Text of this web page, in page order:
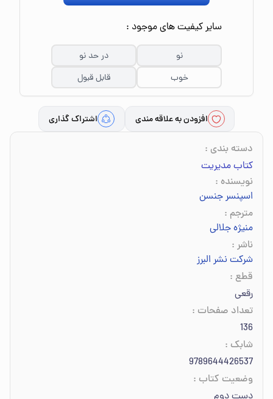
سایر کیفیت های موجود :
نو
در حد نو
خوب
قابل قبول
افزودن به علاقه مندی اشتراک گذاری
دسته بندی :
کتاب مدیریت
نویسنده :
اسپنسر جنسن
مترجم :
منیژه جلالی
ناشر :
شرکت نشر البرز
قطع :
رقعی
تعداد صفحات :
136
شابک :
9789644426537
وضعیت کتاب :